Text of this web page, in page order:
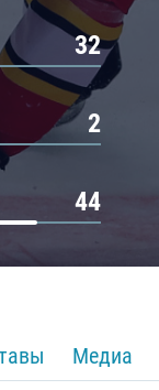
32
2
44
Медиа